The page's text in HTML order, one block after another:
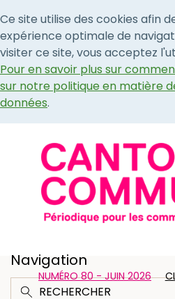
Ce site utilise des cookies afin
expérience optimale de
visiter ce site, vous acceptez
Pour en savoir plus sur
sur notre politique en matière
données.
Navigation
NUMÉRO 80 - JUIN 2026